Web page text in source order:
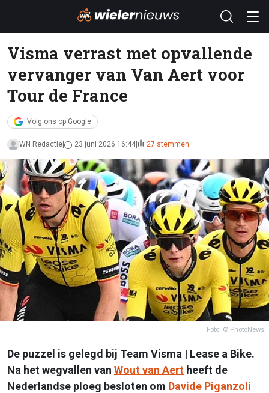
Visma verrast met opvallende
vervanger van Van Aert voor
Tour de France
Volg ons op Google
WN Redactie 23 juni 2026 16:44 27 stemmen
Foto: © PhotoNews
De puzzel is gelegd bij Team Visma | Lease a Bike.
Na het wegvallen van Wout van Aert heeft de
Nederlandse ploeg besloten om Davide Piganzoli